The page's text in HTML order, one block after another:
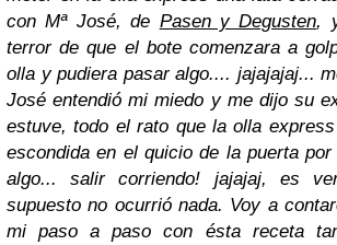
con Mª José, de Pasen y Degusten,
terror de que el bote comenzara a
olla y pudiera pasar algo.... jajajajaj...
José entendió mi miedo y me dijo su
estuve, todo el rato que la olla
escondida en el quicio de la puerta
algo... salir corriendo! jajajaj, es
supuesto no ocurrió nada. Voy a
mi paso a paso con ésta receta